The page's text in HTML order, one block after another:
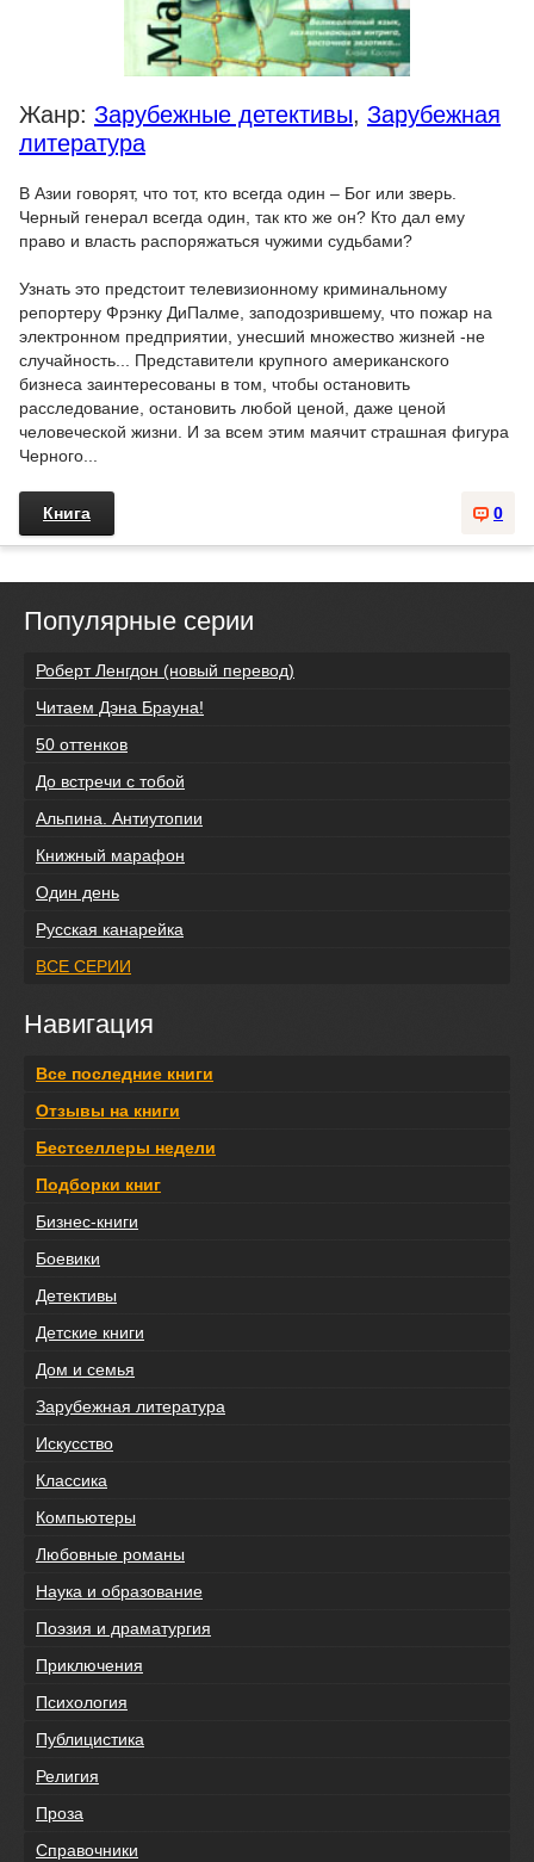
Жанр: Зарубежные детективы, Зарубежная
литература
В Азии говорят, что тот, кто всегда один – Бог или зверь.
Черный генерал всегда один, так кто же он? Кто дал ему
право и власть распоряжаться чужими судьбами?
Узнать это предстоит телевизионному криминальному
репортеру Фрэнку ДиПалме, заподозрившему, что пожар на
электронном предприятии, унесший множество жизней -не
случайность... Представители крупного американского
бизнеса заинтересованы в том, чтобы остановить
расследование, остановить любой ценой, даже ценой
человеческой жизни. И за всем этим маячит страшная фигура
Черного...
0
Книга
Популярные серии
Роберт Ленгдон (новый перевод)
Читаем Дэна Брауна!
50 оттенков
До встречи с тобой
Альпина. Антиутопии
Книжный марафон
Один день
Русская канарейка
ВСЕ СЕРИИ
Навигация
Все последние книги
Отзывы на книги
Бестселлеры недели
Подборки книг
Бизнес-книги
Боевики
Детективы
Детские книги
Дом и семья
Зарубежная литература
Искусство
Классика
Компьютеры
Любовные романы
Наука и образование
Поэзия и драматургия
Приключения
Психология
Публицистика
Религия
Проза
Справочники